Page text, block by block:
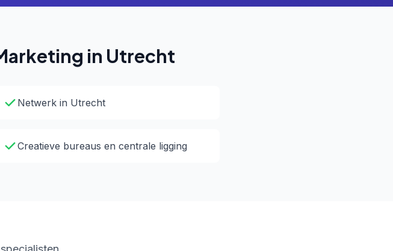
in Utrecht
Netwerk in Utrecht
Creatieve bureaus en centrale ligging